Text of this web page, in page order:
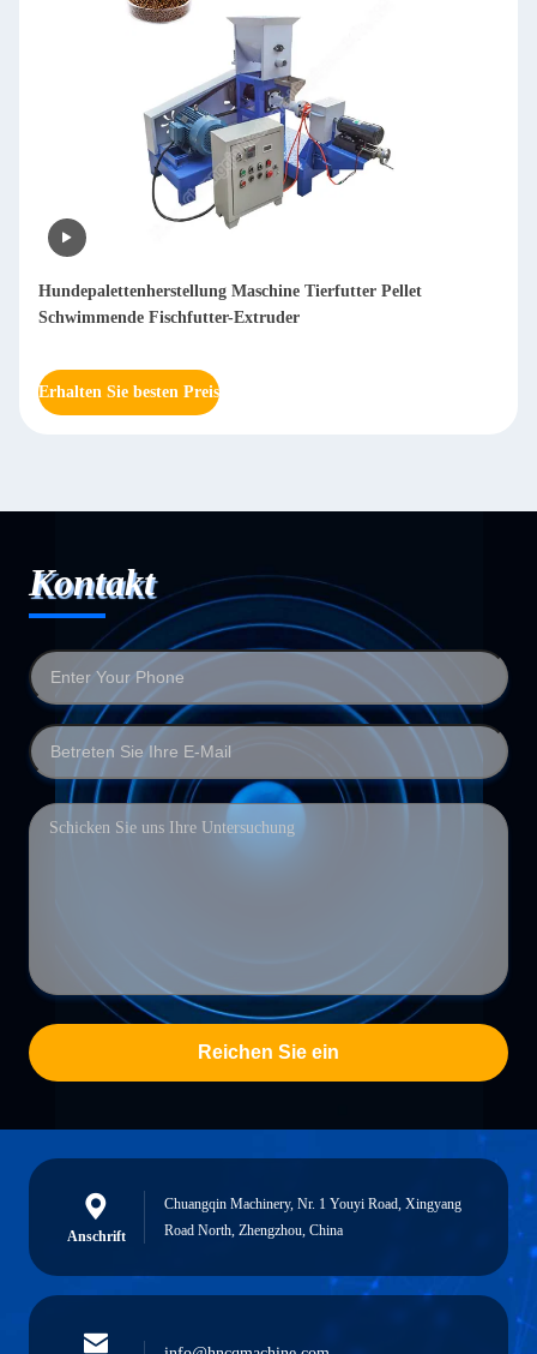
Hundepalettenherstellung Maschine Tierfutter Pellet
Schwimmende Fischfutter-Extruder
Erhalten Sie besten Preis
Kontakt
Reichen Sie ein
Anschrift
Chuangqin Machinery, Nr. 1 Youyi Road, Xingyang
Road North, Zhengzhou, China